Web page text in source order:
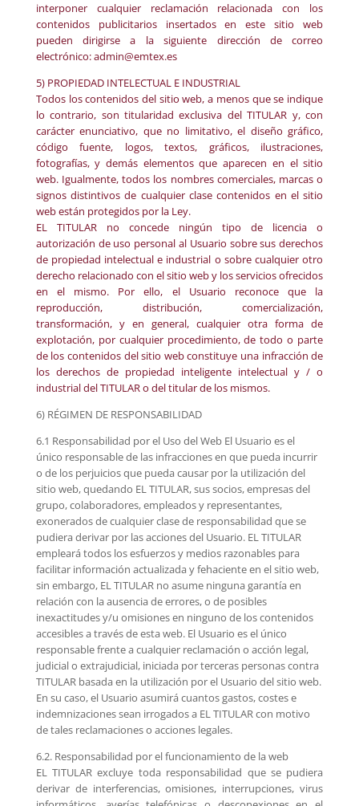
interponer cualquier reclamación relacionada con los
contenidos publicitarios insertados en este sitio web
pueden dirigirse a la siguiente dirección de correo
electrónico: admin@emtex.es
5) PROPIEDAD INTELECTUAL E INDUSTRIAL
Todos los contenidos del sitio web, a menos que se indique
lo contrario, son titularidad exclusiva del TITULAR y, con
carácter enunciativo, que no limitativo, el diseño gráfico,
código fuente, logos, textos, gráficos, ilustraciones,
fotografías, y demás elementos que aparecen en el sitio
web. Igualmente, todos los nombres comerciales, marcas o
signos distintivos de cualquier clase contenidos en el sitio
web están protegidos por la Ley.
EL TITULAR no concede ningún tipo de licencia o
autorización de uso personal al Usuario sobre sus derechos
de propiedad intelectual e industrial o sobre cualquier otro
derecho relacionado con el sitio web y los servicios ofrecidos
en el mismo. Por ello, el Usuario reconoce que la
reproducción, distribución, comercialización,
transformación, y en general, cualquier otra forma de
explotación, por cualquier procedimiento, de todo o parte
de los contenidos del sitio web constituye una infracción de
los derechos de propiedad inteligente intelectual y / o
industrial del TITULAR o del titular de los mismos.
6) RÉGIMEN DE RESPONSABILIDAD
6.1 Responsabilidad por el Uso del Web El Usuario es el
único responsable de las infracciones en que pueda incurrir
o de los perjuicios que pueda causar por la utilización del
sitio web, quedando EL TITULAR, sus socios, empresas del
grupo, colaboradores, empleados y representantes,
exonerados de cualquier clase de responsabilidad que se
pudiera derivar por las acciones del Usuario. EL TITULAR
empleará todos los esfuerzos y medios razonables para
facilitar información actualizada y fehaciente en el sitio web,
sin embargo, EL TITULAR no asume ninguna garantía en
relación con la ausencia de errores, o de posibles
inexactitudes y/u omisiones en ninguno de los contenidos
accesibles a través de esta web. El Usuario es el único
responsable frente a cualquier reclamación o acción legal,
judicial o extrajudicial, iniciada por terceras personas contra
TITULAR basada en la utilización por el Usuario del sitio web.
En su caso, el Usuario asumirá cuantos gastos, costes e
indemnizaciones sean irrogados a EL TITULAR con motivo
de tales reclamaciones o acciones legales.
6.2. Responsabilidad por el funcionamiento de la web
EL TITULAR excluye toda responsabilidad que se pudiera
derivar de interferencias, omisiones, interrupciones, virus